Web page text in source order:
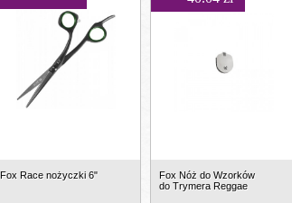
Fox Race nożyczki 6"
Fox Nóż do Wzorków
do Trymera Reggae